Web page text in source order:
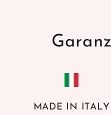
MADE IN ITALY